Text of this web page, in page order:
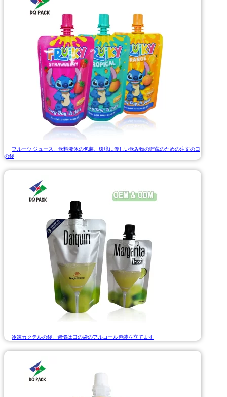
フルーツ ジュース、飲料液体の包装、環境に優しい飲み物の貯蔵のための注文の口
の袋
冷凍カクテルの袋、習慣は口の袋のアルコール包装を立てます